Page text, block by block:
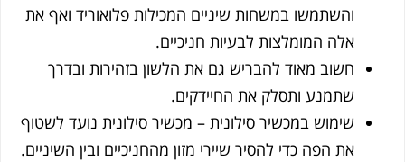
והשתמשו במשחות שיניים המכילות פלואוריד ואף את
אלה המומלצות לבעיות חניכיים.
חשוב מאוד להבריש גם את הלשון בזהירות ובדרך
שתמנע ותסלק את החיידקים.
שימוש במכשיר סילונית – מכשיר סילונית נועד לשטוף
את הפה כדי להסיר שיירי מזון מהחניכיים ובין השיניים.